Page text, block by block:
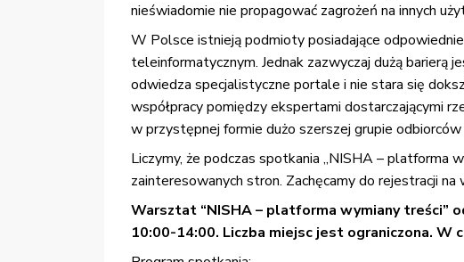
nieświadomie nie propagować zagrożeń na innych
W Polsce istnieją podmioty posiadające
teleinformatycznym. Jednak zazwyczaj dużą barierą
odwiedza specjalistyczne portale i nie stara się
współpracy pomiędzy ekspertami dostarczającymi
w przystępnej formie dużo szerszej grupie
Liczymy, że podczas spotkania „NISHA – platforma
zainteresowanych stron. Zachęcamy do rejestracji
Warsztat “NISHA – platforma wymiany treści”
10:00-14:00. Liczba miejsc jest ograniczona. W